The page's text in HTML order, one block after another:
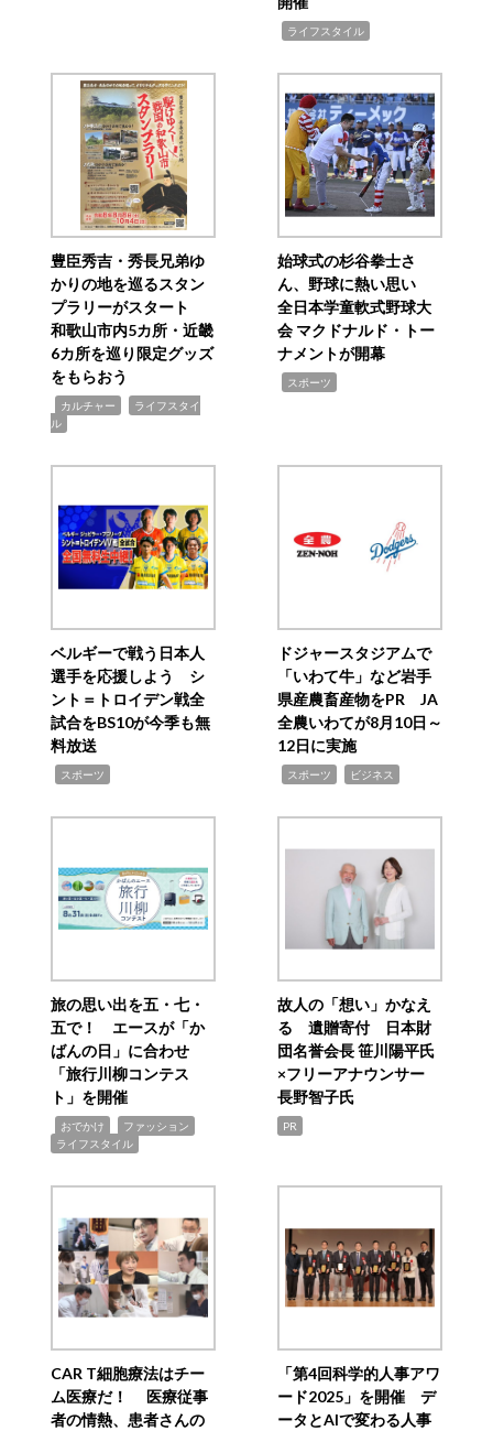
ライフスタイル
豊臣秀吉・秀長兄弟ゆ
かりの地を巡るスタン
プラリーがスタート
和歌山市内5カ所・近畿
6カ所を巡り限定グッズ
をもらおう
カルチャー
ライフスタイ
ル
始球式の杉谷拳士さ
ん、野球に熱い思い
全日本学童軟式野球大
会 マクドナルド・トー
ナメントが開幕
スポーツ
ベルギーで戦う日本人
選手を応援しよう シ
ント＝トロイデン戦全
試合をBS10が今季も無
料放送
スポーツ
ドジャースタジアムで
「いわて牛」など岩手
県産農畜産物をPR JA
全農いわてが8月10日～
12日に実施
スポーツ ビジネス
旅の思い出を五・七・
五で！ エースが「か
ばんの日」に合わせ
「旅行川柳コンテス
ト」を開催
おでかけ ファッション
ライフスタイル
故人の「想い」かなえ
る 遺贈寄付 日本財
団名誉会長 笹川陽平氏
×フリーアナウンサー
長野智子氏
PR
CAR T細胞療法はチー
ム医療だ！ 医療従事
者の情熱、患者さんの
「第4回科学的人事アワ
ード2025」を開催 デ
ータとAIで変わる人事